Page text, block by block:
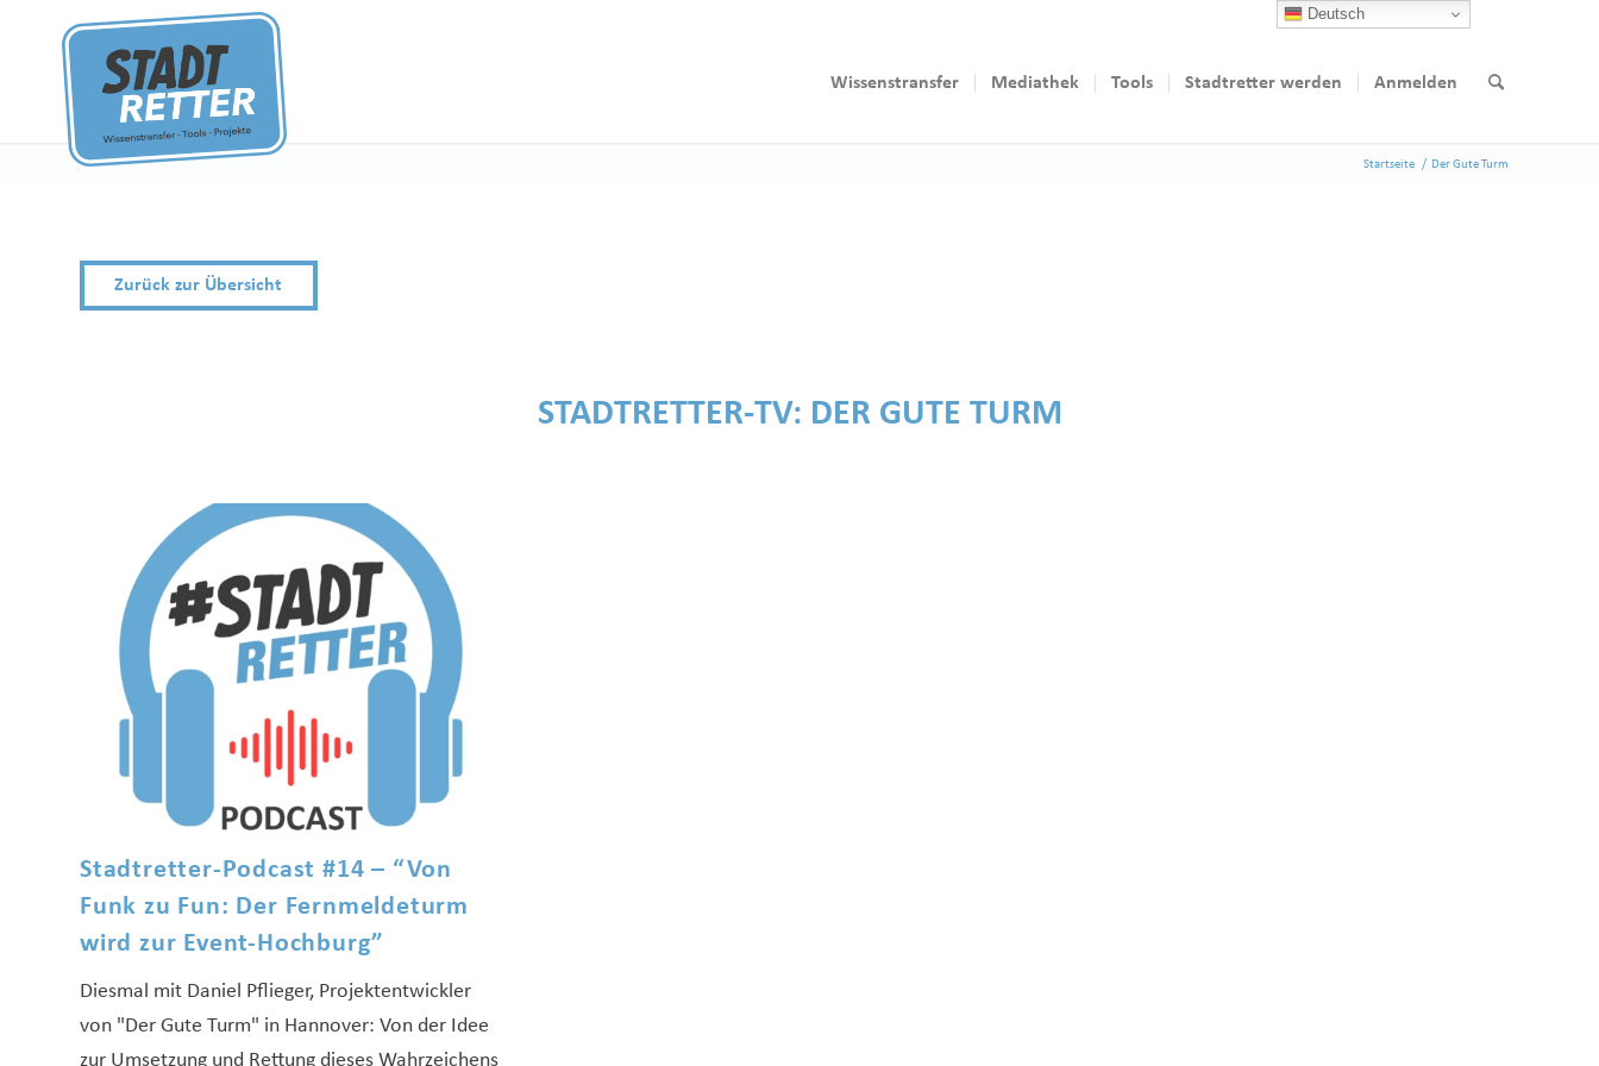
Wissenstransfer Mediathek Tools Stadtretter werden Anmelden
Startseite / Der Gute Turm
Zurück zur Übersicht
STADTRETTER-TV: DER GUTE TURM
Stadtretter-Podcast #14 – “Von
Funk zu Fun: Der Fernmeldeturm
wird zur Event-Hochburg”
Diesmal mit Daniel Pflieger, Projektentwickler
von "Der Gute Turm" in Hannover: Von der Idee
zur Umsetzung und Rettung dieses Wahrzeichens
Deutsch